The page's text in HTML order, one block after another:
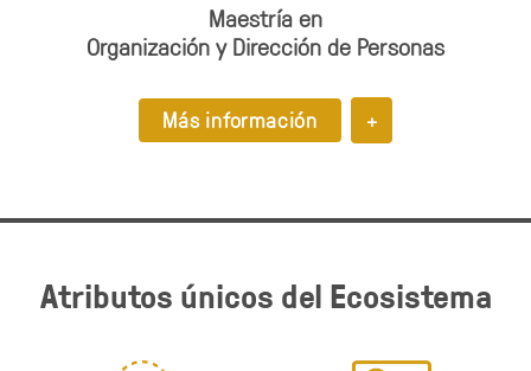
Maestría en
Organización y Dirección de Personas
Más información +
Atributos únicos del Ecosistema